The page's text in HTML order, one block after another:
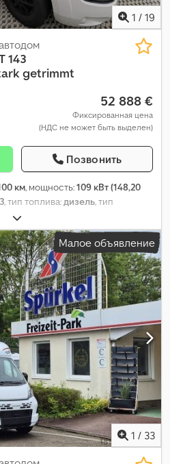
1 / 19
143
getrimmt
52 888 €
Фиксированная цена
(НДС не может быть выделен)
Позвонить
км, мощность:109 кВт (148,20
3 , тип топлива:дизель , тип
белый
мм, общая ширина:2 340 мм,
осей:2 оси, класс
4 250 кг, Оборудование:ABS,
подержанные транспортные
система, сажевый
стабилизации (ESP),
Малое объявление
1 / 33